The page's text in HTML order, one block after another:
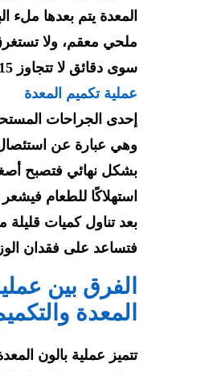
المعدة يتم بعدها ملء
ملحي معقم، ولا
سوى دقائق لا تتجاوز 15 دقيقة.
عملية تكميم المعدة
إحدى الجراحات
وهي عبارة عن
بشكل نهائي فتصبح
استهلاكًا للطعام
بعد تناول كميات قليلة
فتساعد على فقدان
الفرق بين
المعدة
تتميز عملية بالون